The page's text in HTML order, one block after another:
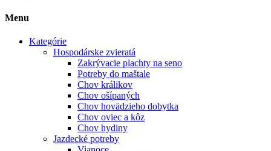
Menu
Kategórie
Hospodárske zvieratá
Zakrývacie plachty na seno
Potreby do maštale
Chov králikov
Chov ošípaných
Chov hovädzieho dobytka
Chov oviec a kôz
Chov hydiny
Jazdecké potreby